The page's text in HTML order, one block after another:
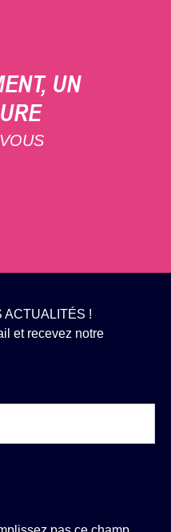
UN
ACTUALITÉS !
et recevez notre